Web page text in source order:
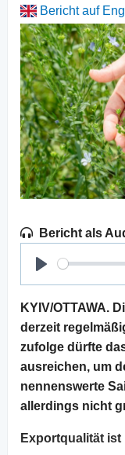
Bericht auf
Bericht als
Play
KYIV/OTTAWA.
derzeit
zufolge dürfte
ausreichen, um
nennenswerte
allerdings nicht
Exportqualität ist